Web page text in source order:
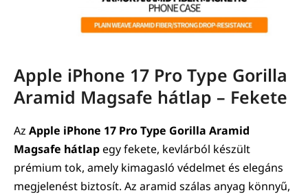
Apple iPhone 17 Pro Type Gorilla
Aramid Magsafe hátlap – Fekete
Az Apple iPhone 17 Pro Type Gorilla Aramid
Magsafe hátlapegy fekete, kevlárból készült
prémium tok, amely kimagasló védelmet és elegáns
megjelenést biztosít. Az aramid szálas anyag könnyű,